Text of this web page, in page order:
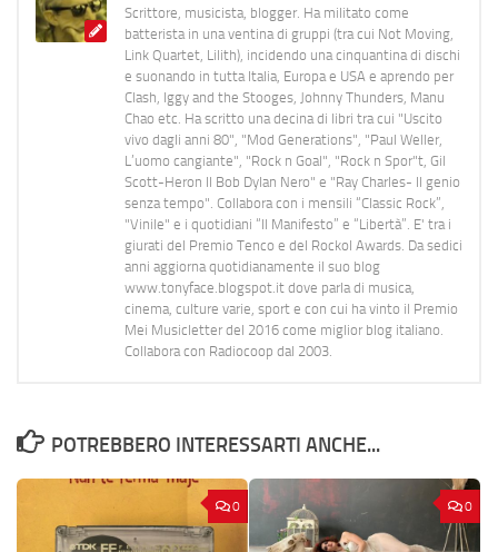
Scrittore, musicista, blogger. Ha militato come
batterista in una ventina di gruppi (tra cui Not Moving,
Link Quartet, Lilith), incidendo una cinquantina di dischi
e suonando in tutta Italia, Europa e USA e aprendo per
Clash, Iggy and the Stooges, Johnny Thunders, Manu
Chao etc. Ha scritto una decina di libri tra cui "Uscito
vivo dagli anni 80", "Mod Generations", "Paul Weller,
L’uomo cangiante", "Rock n Goal", "Rock n Spor"t, Gil
Scott-Heron Il Bob Dylan Nero" e "Ray Charles- Il genio
senza tempo". Collabora con i mensili “Classic Rock”,
"Vinile" e i quotidiani “Il Manifesto” e “Libertà”. E' tra i
giurati del Premio Tenco e del Rockol Awards. Da sedici
anni aggiorna quotidianamente il suo blog
www.tonyface.blogspot.it dove parla di musica,
cinema, culture varie, sport e con cui ha vinto il Premio
Mei Musicletter del 2016 come miglior blog italiano.
Collabora con Radiocoop dal 2003.
POTREBBERO INTERESSARTI ANCHE...
0 0